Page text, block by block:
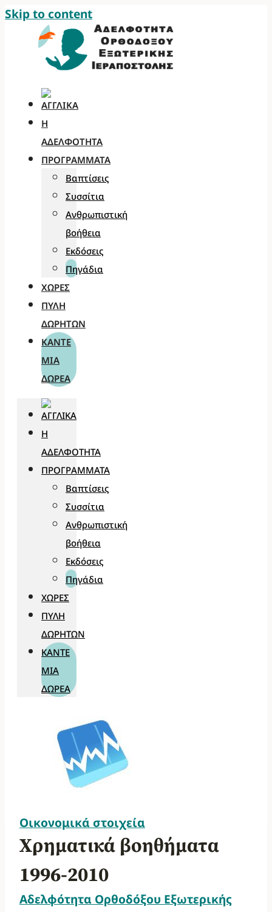
Skip to content
Η
ΑΔΕΛΦΌΤΗΤΑ
ΠΡΟΓΡΆΜΜΑΤΑ
Βαπτίσεις
Συσσίτια
Ανθρωπιστική
βοήθεια
Εκδόσεις
Πηγάδια
ΧΏΡΕΣ
ΠΎΛΗ
ΔΩΡΗΤΏΝ
ΚΆΝΤΕ
ΜΊΑ
ΔΩΡΕΆ
Η
ΑΔΕΛΦΌΤΗΤΑ
ΠΡΟΓΡΆΜΜΑΤΑ
Βαπτίσεις
Συσσίτια
Ανθρωπιστική
βοήθεια
Εκδόσεις
Πηγάδια
ΧΏΡΕΣ
ΠΎΛΗ
ΔΩΡΗΤΏΝ
ΚΆΝΤΕ
ΜΊΑ
ΔΩΡΕΆ
Οικονομικά στοιχεία
Χρηματικά βοηθήματα
1996-2010
Αδελφότητα Ορθοδόξου Εξωτερικής